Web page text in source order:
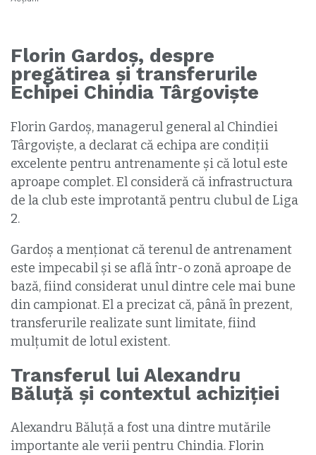
Florin Gardoș, despre
pregătirea și transferurile
Echipei Chindia Târgoviște
Florin Gardoș, managerul general al Chindiei
Târgoviște, a declarat că echipa are condiții
excelente pentru antrenamente și că lotul este
aproape complet. El consideră că infrastructura
de la club este improtantă pentru clubul de Liga
2.
Gardoș a menționat că terenul de antrenament
este impecabil și se află într-o zonă aproape de
bază, fiind considerat unul dintre cele mai bune
din campionat. El a precizat că, până în prezent,
transferurile realizate sunt limitate, fiind
mulțumit de lotul existent.
Transferul lui Alexandru
Băluță și contextul achiziției
Alexandru Băluță a fost una dintre mutările
importante ale verii pentru Chindia. Florin